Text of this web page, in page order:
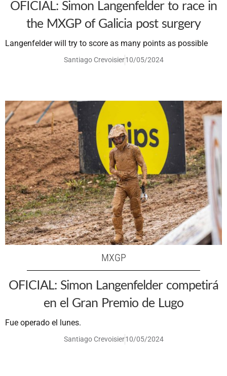
OFICIAL: Simon Langenfelder to race in
the MXGP of Galicia post surgery
Langenfelder will try to score as many points as possible
Santiago Crevoisier10/05/2024
MXGP
OFICIAL: Simon Langenfelder competirá
en el Gran Premio de Lugo
Fue operado el lunes.
Santiago Crevoisier10/05/2024